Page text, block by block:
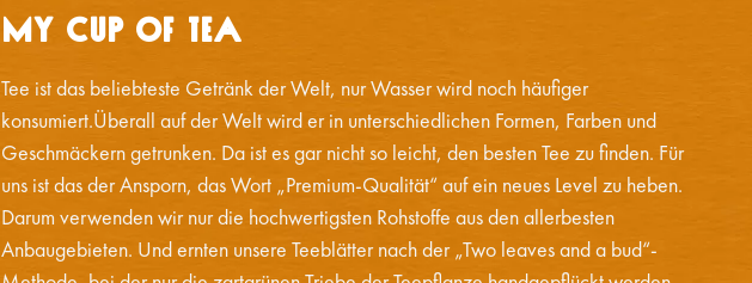
My Cup of Tea
Tee ist das beliebteste Getränk der Welt, nur Wasser wird noch häufiger
konsumiert.Überall auf der Welt wird er in unterschiedlichen Formen, Farben und
Geschmäckern getrunken. Da ist es gar nicht so leicht, den besten Tee zu finden. Für
uns ist das der Ansporn, das Wort „Premium-Qualität“ auf ein neues Level zu heben.
Darum verwenden wir nur die hochwertigsten Rohstoffe aus den allerbesten
Anbaugebieten. Und ernten unsere Teeblätter nach der „Two leaves and a bud“-